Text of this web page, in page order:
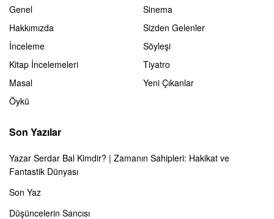
Genel
Hakkımızda
İnceleme
Kitap İncelemeleri
Masal
Öykü
Sinema
Sizden Gelenler
Söyleşi
Tiyatro
Yeni Çıkanlar
Son Yazılar
Yazar Serdar Bal Kimdir? | Zamanın Sahipleri: Hakikat ve
Fantastik Dünyası
Son Yaz
Düşüncelerin Sancısı